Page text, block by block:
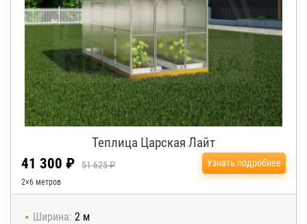
Теплица Царская Лайт
41 300 ₽ 51 625 ₽
2×6 метров
Узнать подробнее
Ширина: 2 м